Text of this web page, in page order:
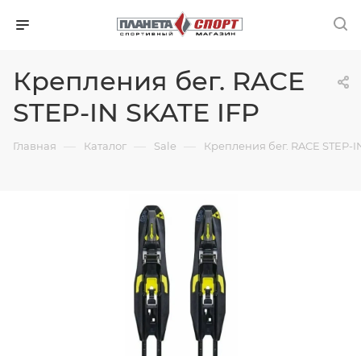
Крепления бег. RACE
STEP-IN SKATE IFP
Главная — Каталог — Sale — Крепления бег. RACE STEP-